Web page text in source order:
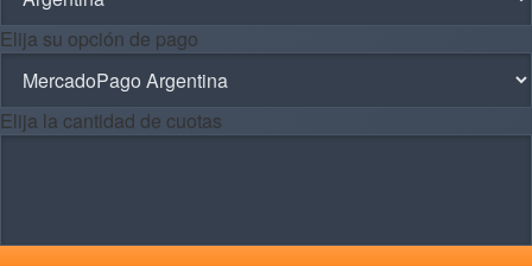
Elija su opción de pago
Elija la cantidad de cuotas